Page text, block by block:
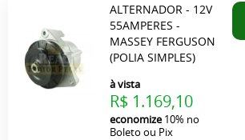
ALTERNADOR - 12V
55AMPERES -
MASSEY FERGUSON
(POLIA SIMPLES)
à vista
R$ 1.169,10
economize10% no
Boleto ou Pix